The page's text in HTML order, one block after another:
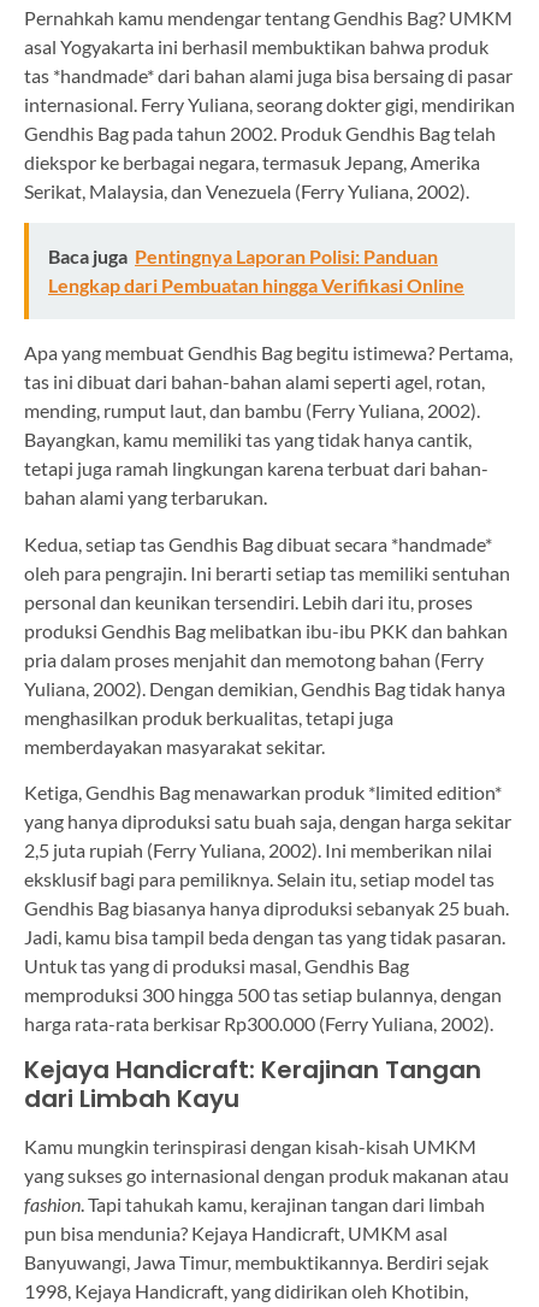
Pernahkah kamu mendengar tentang Gendhis Bag? UMKM
asal Yogyakarta ini berhasil membuktikan bahwa produk
tas *handmade* dari bahan alami juga bisa bersaing di pasar
internasional. Ferry Yuliana, seorang dokter gigi, mendirikan
Gendhis Bag pada tahun 2002. Produk Gendhis Bag telah
diekspor ke berbagai negara, termasuk Jepang, Amerika
Serikat, Malaysia, dan Venezuela (Ferry Yuliana, 2002).
Baca juga Pentingnya Laporan Polisi: Panduan
Lengkap dari Pembuatan hingga Verifikasi Online
Apa yang membuat Gendhis Bag begitu istimewa? Pertama,
tas ini dibuat dari bahan-bahan alami seperti agel, rotan,
mending, rumput laut, dan bambu (Ferry Yuliana, 2002).
Bayangkan, kamu memiliki tas yang tidak hanya cantik,
tetapi juga ramah lingkungan karena terbuat dari bahan-
bahan alami yang terbarukan.
Kedua, setiap tas Gendhis Bag dibuat secara *handmade*
oleh para pengrajin. Ini berarti setiap tas memiliki sentuhan
personal dan keunikan tersendiri. Lebih dari itu, proses
produksi Gendhis Bag melibatkan ibu-ibu PKK dan bahkan
pria dalam proses menjahit dan memotong bahan (Ferry
Yuliana, 2002). Dengan demikian, Gendhis Bag tidak hanya
menghasilkan produk berkualitas, tetapi juga
memberdayakan masyarakat sekitar.
Ketiga, Gendhis Bag menawarkan produk *limited edition*
yang hanya diproduksi satu buah saja, dengan harga sekitar
2,5 juta rupiah (Ferry Yuliana, 2002). Ini memberikan nilai
eksklusif bagi para pemiliknya. Selain itu, setiap model tas
Gendhis Bag biasanya hanya diproduksi sebanyak 25 buah.
Jadi, kamu bisa tampil beda dengan tas yang tidak pasaran.
Untuk tas yang di produksi masal, Gendhis Bag
memproduksi 300 hingga 500 tas setiap bulannya, dengan
harga rata-rata berkisar Rp300.000 (Ferry Yuliana, 2002).
Kejaya Handicraft: Kerajinan Tangan
dari Limbah Kayu
Kamu mungkin terinspirasi dengan kisah-kisah UMKM
yang sukses go internasional dengan produk makanan atau
fashion. Tapi tahukah kamu, kerajinan tangan dari limbah
pun bisa mendunia? Kejaya Handicraft, UMKM asal
Banyuwangi, Jawa Timur, membuktikannya. Berdiri sejak
1998, Kejaya Handicraft, yang didirikan oleh Khotibin,